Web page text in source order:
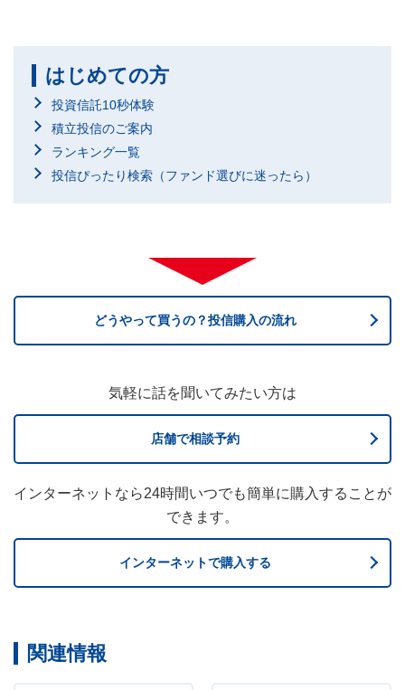
はじめての方
投資信託10秒体験
積立投信のご案内
ランキング一覧
投信ぴったり検索（ファンド選びに迷ったら）
どうやって買うの？投信購入の流れ
気軽に話を聞いてみたい方は
店舗で相談予約
インターネットなら24時間いつでも簡単に購入することが
できます。
インターネットで購入する
関連情報